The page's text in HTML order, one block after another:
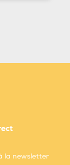
la newsletter